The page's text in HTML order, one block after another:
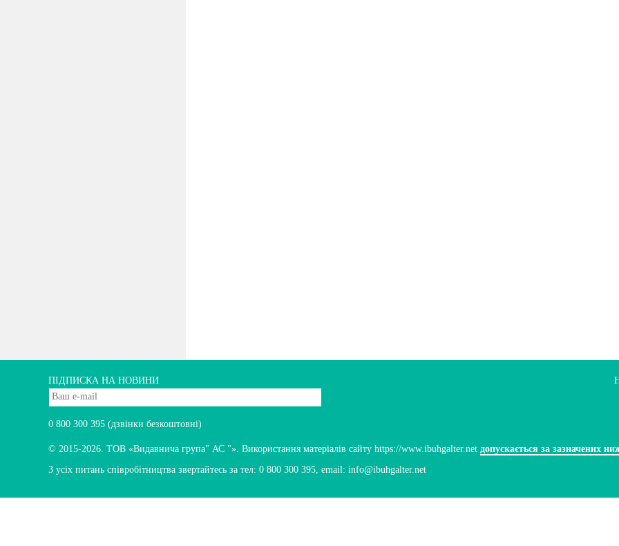
ПІДПИСКА НА НОВИНИ
0 800 300 395 (дзвінки безкоштовні)
© 2015-2026. ТОВ «Видавнича група" АС "». Використання матеріалів сайту https://www.ibuhgalter.net допускається за зазначених
З усіх питань співробітництва звертайтесь за тел: 0 800 300 395, email: info@ibuhgalter.net